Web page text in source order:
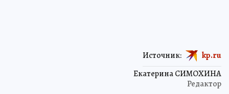
Екатерина СИМОХИНА
Редактор
Источник: kp.ru